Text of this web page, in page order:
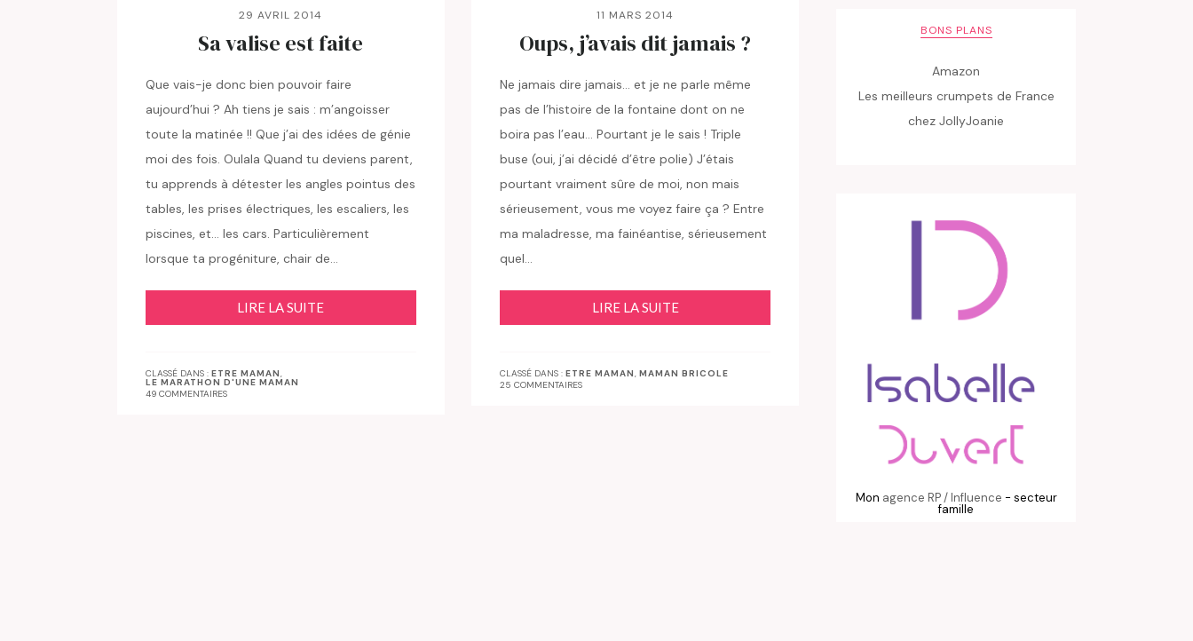
29 AVRIL 2014
Sa valise est faite
Que vais-je donc bien pouvoir faire
aujourd’hui ? Ah tiens je sais : m’angoisser
toute la matinée !! Que j’ai des idées de génie
moi des fois. Oulala Quand tu deviens parent,
tu apprends à détester les angles pointus des
tables, les prises électriques, les escaliers, les
piscines, et… les cars. Particulièrement
lorsque ta progéniture, chair de…
LIRE LA SUITE
CLASSÉ DANS : ETRE MAMAN,
LE MARATHON D'UNE MAMAN
49 COMMENTAIRES
11 MARS 2014
Oups, j’avais dit jamais ?
Ne jamais dire jamais… et je ne parle même
pas de l’histoire de la fontaine dont on ne
boira pas l’eau… Pourtant je le sais ! Triple
buse (oui, j’ai décidé d’être polie) J’étais
pourtant vraiment sûre de moi, non mais
sérieusement, vous me voyez faire ça ? Entre
ma maladresse, ma fainéantise, sérieusement
quel…
LIRE LA SUITE
CLASSÉ DANS :ETRE MAMAN,MAMAN BRICOLE
25 COMMENTAIRES
BONS PLANS
Amazon
Les meilleurs crumpets de France
chez JollyJoanie
Mon agence RP / Influence - secteur
famille